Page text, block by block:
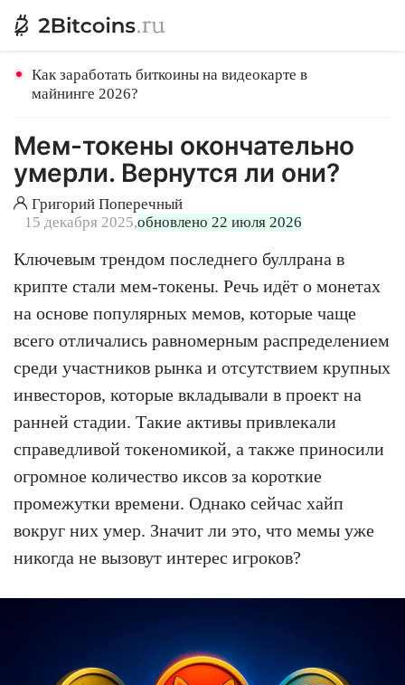
Как заработать биткоины на видеокарте в
майнинге 2026?
Мем-токены окончательно
умерли. Вернутся ли они?
Григорий Поперечный
15 декабря 2025,обновлено 22 июля 2026
Ключевым трендом последнего буллрана в
крипте стали мем-токены. Речь идёт о монетах
на основе популярных мемов, которые чаще
всего отличались равномерным распределением
среди участников рынка и отсутствием крупных
инвесторов, которые вкладывали в проект на
ранней стадии. Такие активы привлекали
справедливой токеномикой, а также приносили
огромное количество иксов за короткие
промежутки времени. Однако сейчас хайп
вокруг них умер. Значит ли это, что мемы уже
никогда не вызовут интерес игроков?